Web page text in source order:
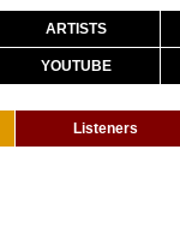
ARTISTS
YOUTUBE
Listeners